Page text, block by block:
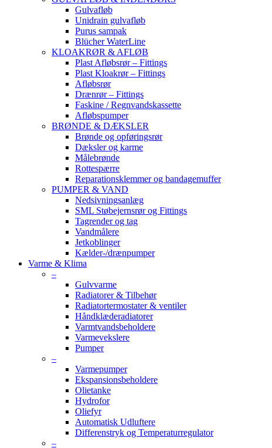
Gulvafløb
Unidrain gulvafløb
Purus sampak
Blücher WaterLine
KLOAKRØR & AFLØB
Plast Afløbsrør – Fittings
Plast Kloakrør – Fittings
Afløbsrør
Drænrør – Fittings
Faskine / Regnvandskassette
Afløbspumper
BRØNDE & DÆKSLER
Brønde og opføringsrør
Dæksler og karme
Målebrønde
Rottespærre
Reparationsklemmer og bandagemuffer
PUMPER & VAND
Nedsivningsanlæg
SML Støbejernsrør og Fittings
Tagrender og tag
Vandmålere
Jetkoblinger
Kælder-/drænpumper
Varme & Klima
–
Gulvvarme
Radiatorer & Tilbehør
Radiatortermostater & ventiler
Håndklæderadiatorer
Varmtvandsbeholdere
Varmevekslere
Pumper
–
Varmepumper
Ekspansionsbeholdere
Olietanke
Hydrofor
Oliefyr
Automatisk Udluftere
Differenstryk og Temperaturregulator
–